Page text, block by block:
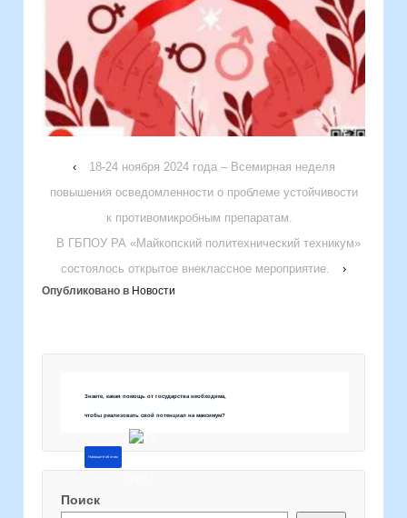
‹
18-24 ноября 2024 года – Всемирная неделя
повышения осведомленности о проблеме устойчивости
к противомикробным препаратам.
В ГБПОУ РА «Майкопский политехнический техникум»
состоялось открытое внеклассное мероприятие.
›
Опубликовано в Новости
Знаете, какая помощь от государства необходима,
чтобы реализовать свой потенциал на максимум?
Напишите об этом
Поиск